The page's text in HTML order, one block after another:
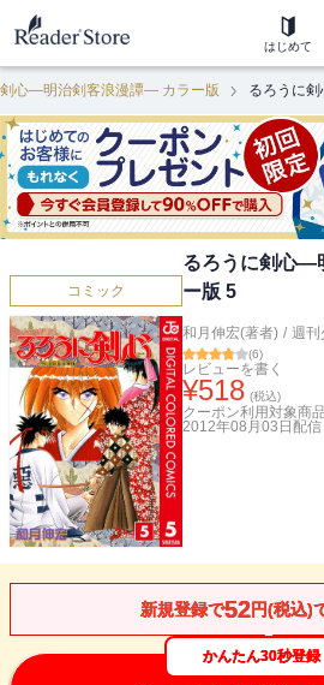
はじめて
心―明治剣客浪漫譚― カラー版 るろうに
コミック
るろうに剣心―
ー版 5
和月伸宏(著者) / 週刊
(6)
レビューを書く
¥518 (税込)
クーポン利用対象商品
2012年08月03日 配信
新規登録で52円(税込)
かんたん30秒登録